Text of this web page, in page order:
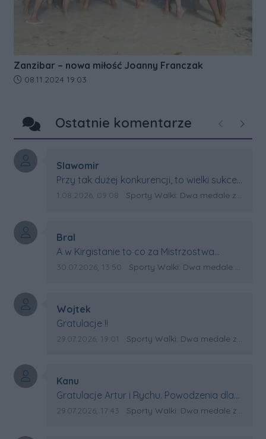
Zanzibar – nowa miłość Joanny Franczak
Data dodania artykułu:
08.11.2024 19:03
Ostatnie komentarze Poprzednie
Autor komentarza:
Slawomir
Treść komentarza:
Przy tak dużej konkurencji, to wielki sukces
Artura. Gratulacje !
Data dodania komentarza:
1.08.2026, 09:08 Źródło komentarza:
Sporty Walki: Dwa medale za oceanem
Autor komentarza:
Bral
Treść komentarza:
A w Kirgistanie to co za Mistrzostwa
Swiata?
Data dodania komentarza:
30.07.2026, 13:50 Źródło komentarza:
Sporty Walki: Dwa medale za oceanem
Autor komentarza:
Wojtek
Treść komentarza:
Gratulacje !!
Data dodania komentarza:
29.07.2026, 19:01 Źródło komentarza:
Sporty Walki: Dwa medale za oceanem
Autor komentarza:
Kanu
Treść komentarza:
Gratulacje Artur i Rychu. Powodzenia dla
Kirgistanu.
Data dodania komentarza:
29.07.2026, 17:43 Źródło komentarza:
Sporty Walki: Dwa medale za oceanem